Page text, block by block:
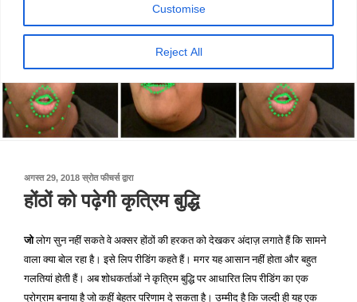
Customise
Reject All
अगस्त 29, 2018 पर
प्रकाशित
किया
स्रोत फीचर्सद्वारा
होंठों को पढ़ेगी कृत्रिम बुद्धि
जोलोग सुन नहीं सकते वे अक्सर होंठों की हरकत को देखकर अंदाज़ लगाते हैं कि सामने
वाला क्या बोल रहा है। इसे लिप रीडिंग कहते हैं। मगर यह आसान नहीं होता और बहुत
गलतियां होती हैं। अब शोधकर्ताओं ने कृत्रिम बुद्धि पर आधारित लिप रीडिंग का एक
प्रोग्राम बनाया है जो कहीं बेहतर परिणाम दे सकता है। उम्मीद है कि जल्दी ही यह एक